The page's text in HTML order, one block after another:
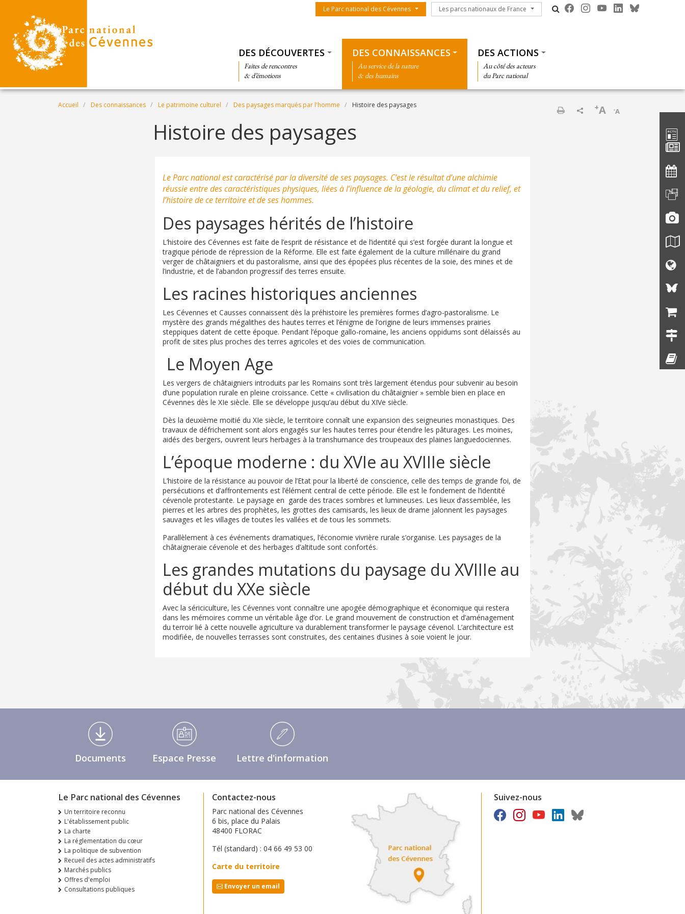
Menu du parc
Le Parc national des Cévennes Les parcs nationaux de France
Les parcs nationaux de France
DES DÉCOUVERTES
Faites de rencontres
& d’émotions
DES CONNAISSANCES
Au service de la nature
& des humains
DES ACTIONS
Au côté des acteurs
du Parc national
Fil d'Ariane
Accueil Des connaissances Le patrimoine culturel Des paysages marqués par l'homme Histoire des paysages
-A
+A
Histoire des paysages
Le Parc national est caractérisé par la diversité de ses paysages. C’est le résultat d’une alchimie
réussie entre des caractéristiques physiques, liées à l’influence de la géologie, du climat et du relief, et
l’histoire de ce territoire et de ses hommes.
Des paysages hérités de l’histoire
L’histoire des Cévennes est faite de l’esprit de résistance et de l’identité qui s’est forgée durant la longue et
tragique période de répression de la Réforme. Elle est faite également de la culture millénaire du grand
verger de châtaigniers et du pastoralisme, ainsi que des épopées plus récentes de la soie, des mines et de
l’industrie, et de l’abandon progressif des terres ensuite.
Les racines historiques anciennes
Les Cévennes et Causses connaissent dès la préhistoire les premières formes d’agro-pastoralisme. Le
mystère des grands mégalithes des hautes terres et l’énigme de l’origine de leurs immenses prairies
steppiques datent de cette époque. Pendant l’époque gallo-romaine, les anciens oppidums sont délaissés au
profit de sites plus proches des terres agricoles et des voies de communication.
Le Moyen Age
Les vergers de châtaigniers introduits par les Romains sont très largement étendus pour subvenir au besoin
d’une population rurale en pleine croissance. Cette « civilisation du châtaignier » semble bien en place en
Cévennes dès le XIe siècle. Elle se développe jusqu’au début du XIVe siècle.
Dès la deuxième moitié du XIe siècle, le territoire connaît une expansion des seigneuries monastiques. Des
travaux de défrichement sont alors engagés sur les hautes terres pour étendre les pâturages. Les moines,
aidés des bergers, ouvrent leurs herbages à la transhumance des troupeaux des plaines languedociennes.
L’époque moderne : du XVIe au XVIIIe siècle
L’histoire de la résistance au pouvoir de l’Etat pour la liberté de conscience, celle des temps de grande foi, de
persécutions et d’affrontements est l’élément central de cette période. Elle est le fondement de l’identité
cévenole protestante. Le paysage en garde des traces sombres et lumineuses. Les lieux d’assemblée, les
pierres et les arbres des prophètes, les grottes des camisards, les lieux de drame jalonnent les paysages
sauvages et les villages de toutes les vallées et de tous les sommets.
Parallèlement à ces événements dramatiques, l’économie vivrière rurale s’organise. Les paysages de la
châtaigneraie cévenole et des herbages d’altitude sont confortés.
Les grandes mutations du paysage du XVIIIe au
début du XXe siècle
Avec la sériciculture, les Cévennes vont connaître une apogée démographique et économique qui restera
dans les mémoires comme un véritable âge d’or. Le grand mouvement de construction et d’aménagement
du terroir lié à cette nouvelle agriculture va durablement transformer le paysage cévenol. L’architecture est
modifiée, de nouvelles terrasses sont construites, des centaines d’usines à soie voient le jour.
Médiathèque Footer
Documents Espace Presse Lettre d'information
Le Parc national des Cévennes
Un territoire reconnu
L'établissement public
La charte
La réglementation du cœur
La politique de subvention
Recueil des actes administratifs
Marchés publics
Offres d'emploi
Consultations publiques
Contactez-nous
Parc national des Cévennes
6 bis, place du Palais
48400 FLORAC
Tél (standard) : 04 66 49 53 00
Carte du territoire
Envoyer un email
Suivez-nous